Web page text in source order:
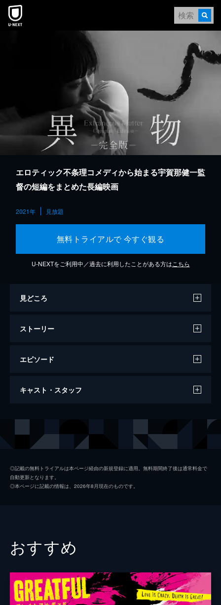
本文へスキップ
エロティック不条理コメディから始まる宇賀那健一監
督の短編をまとめた長編映画
2021年 見放題
無料トライアルで 今すぐ観る
U-NEXTをご利用中／過去に利用したことがある方は こちら
見どころ
ストーリー
エピソード
異物-完全版-
キャスト・スタッフ
シュンスケ 田中俊介
謎の女 田辺桃子
監督 宇賀那健一
◎記載の無料トライアルは本ページ経由の新規登録に適用。無料期間終了後は通常料金で
自動更新となります。
◎本ページに記載の情報は、2026年8月現在のものです。
おすすめ